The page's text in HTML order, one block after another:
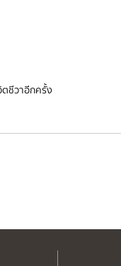
ตชีวาอีกครั้ง